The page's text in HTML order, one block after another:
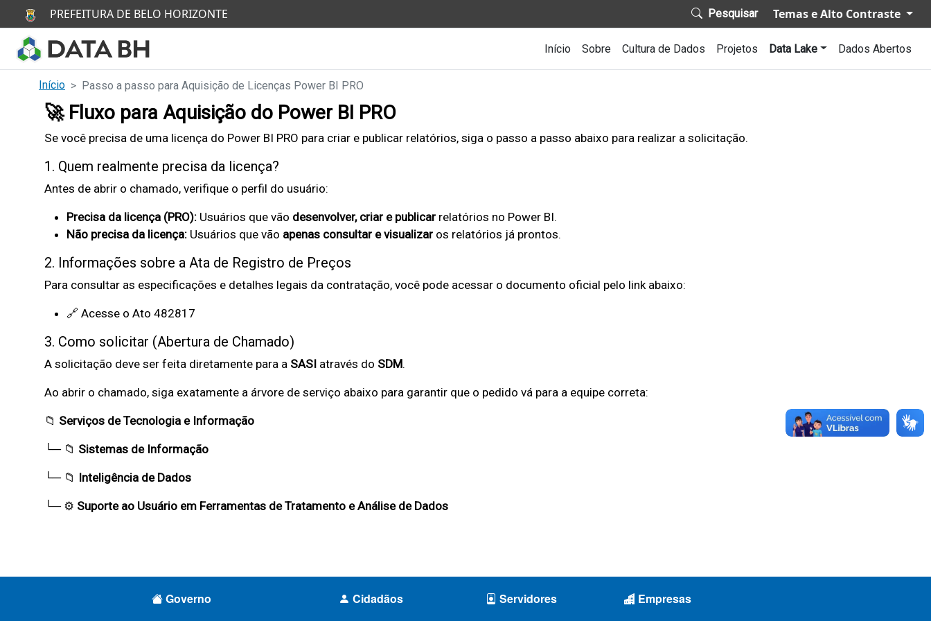
Pular para o conteúdo principal
PREFEITURA DE BELO HORIZONTE
P
o
r
t
a
l
d
e
D
a
d
o
s
a
Pesquisar Temas e Alto Contraste
Main navigation
Início Sobre Cultura de Dados Projetos Data Lake Dados Abertos
Início Passo a passo para Aquisição de Licenças Power BI PRO
🚀 Fluxo para Aquisição do Power BI PRO
Se você precisa de uma licença do Power BI PRO para criar e publicar relatórios, siga o passo a passo abaixo para realizar a solicitação.
1. Quem realmente precisa da licença?
Antes de abrir o chamado, verifique o perfil do usuário:
Precisa da licença (PRO): Usuários que vão desenvolver, criar e publicar relatórios no Power BI.
Não precisa da licença: Usuários que vão apenas consultar e visualizar os relatórios já prontos.
2. Informações sobre a Ata de Registro de Preços
Para consultar as especificações e detalhes legais da contratação, você pode acessar o documento oficial pelo link abaixo:
🔗 Acesse o Ato 482817
3. Como solicitar (Abertura de Chamado)
A solicitação deve ser feita diretamente para a SASI através do SDM.
Ao abrir o chamado, siga exatamente a árvore de serviço abaixo para garantir que o pedido vá para a equipe correta:
📁 Serviços de Tecnologia e Informação
└─ 📁 Sistemas de Informação
└─ 📁 Inteligência de Dados
└─ ⚙️ Suporte ao Usuário em Ferramentas de Tratamento e Análise de Dados
Governo Cidadãos Servidores Empresas